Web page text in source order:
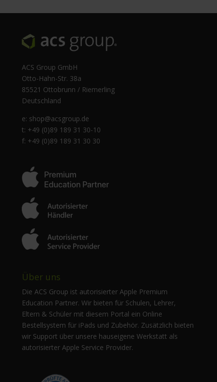
ACS Group GmbH
Otto-Hahn-Str. 38a
85521 Ottobrunn / Riemerling
Deutschland
e: shop@acsgroup.de
t: +49 (0)89 189 31 30-10
f: +49 (0)89 189 31 30 30
Über uns
Die ACS Group ist autorisierter Apple Premium
Education Partner. Wir bieten für Schulen, Lehrer,
Eltern & Schüler mit diesem Portal ein Online
Bestellsystem für iPads und Zubehör. Zusätzlich bieten
wir Support über unsere hauseigene Werkstatt als
autorisierter Apple Service Provider.